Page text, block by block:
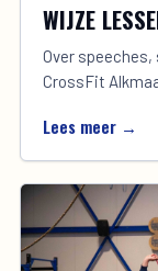
WIJZE
Over
CrossFit
Lees meer →